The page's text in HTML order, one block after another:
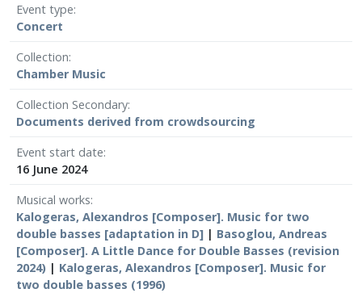
Event type
Concert
Collection
Chamber Μusic
Collection Secondary
Documents derived from crowdsourcing
Event start date
16 June 2024
Musical works
Kalogeras, Alexandros [Composer]. Music for two
double basses [adaptation in D] | Basoglou, Andreas
[Composer]. A Little Dance for Double Basses (revision
2024) | Kalogeras, Alexandros [Composer]. Music for
two double basses (1996)